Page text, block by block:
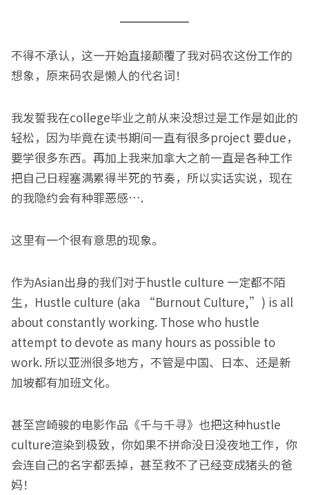
不得不承认，这一开始直接颠覆了我对码农这份工作的
想象，原来码农是懒人的代名词！
我发誓我在college毕业之前从来没想过是工作是如此的
轻松，因为毕竟在读书期间一直有很多project 要due，
要学很多东西。再加上我来加拿大之前一直是各种工作
把自己日程塞满累得半死的节奏，所以实话实说，现在
的我隐约会有种罪恶感….
这里有一个很有意思的现象。
作为Asian出身的我们对于hustle culture 一定都不陌
生，Hustle culture (aka “Burnout Culture,”) is all
about constantly working. Those who hustle
attempt to devote as many hours as possible to
work. 所以亚洲很多地方，不管是中国、日本、还是新
加坡都有加班文化。
甚至宫崎骏的电影作品《千与千寻》也把这种hustle
culture渲染到极致，你如果不拼命没日没夜地工作，你
会连自己的名字都丢掉，甚至救不了已经变成猪头的爸
妈！